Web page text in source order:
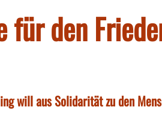
für den
will aus Solidarität zu den